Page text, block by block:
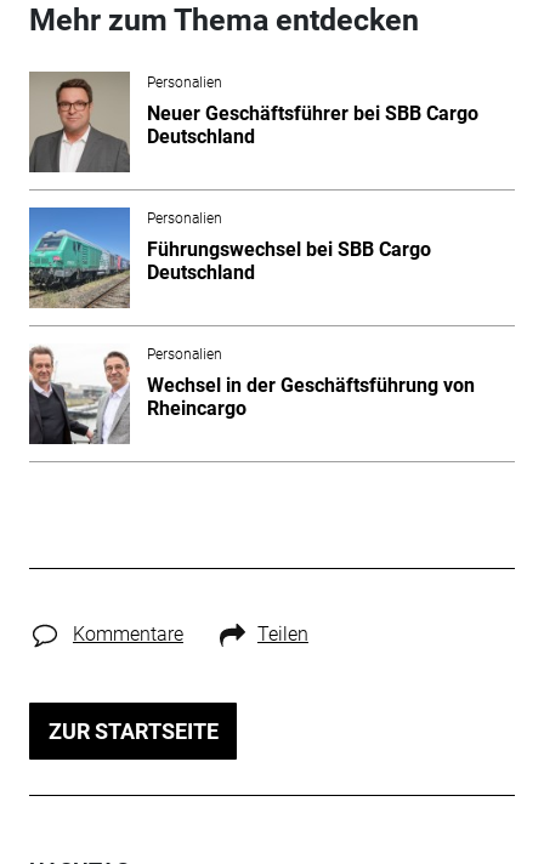
Mehr zum Thema entdecken
Personalien
Neuer Geschäftsführer bei SBB Cargo
Deutschland
Personalien
Führungswechsel bei SBB Cargo
Deutschland
Personalien
Wechsel in der Geschäftsführung von
Rheincargo
Kommentare Teilen
ZUR STARTSEITE